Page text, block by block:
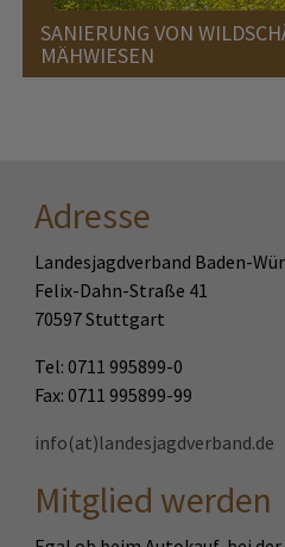
SANIERUNG VON
MÄHWIESEN
Adresse
Landesjagdverband Baden-
Felix-Dahn-Straße 41
70597 Stuttgart
Tel: 0711 995899-0
Fax: 0711 995899-99
info(at)landesjagdverband.de
Mitglied werden